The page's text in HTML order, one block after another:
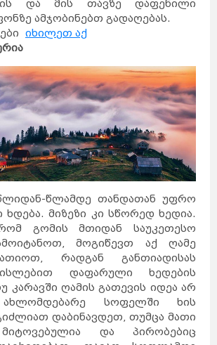
და მის თავზე დაფენილი
ამჯობინებთ გადაღებას.
იხილეთ აქ
წლამდე თანდათან უფრო
მიზეზი კი სწორედ ხედია.
გომის მთიდან საუკეთესო
მოგიწევთ აქ ღამე
რადგან განთიადისას
დაფარული ხედების
კარავში ღამის გათევის იდეა არ
სოფელში ხის
დაბინავდეთ, თუმცა მათი
და პირობებიც